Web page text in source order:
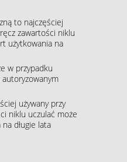
to najczęściej
zawartości niklu
użytkowania na
w przypadku
używany przy
niklu uczulać może
długie lata